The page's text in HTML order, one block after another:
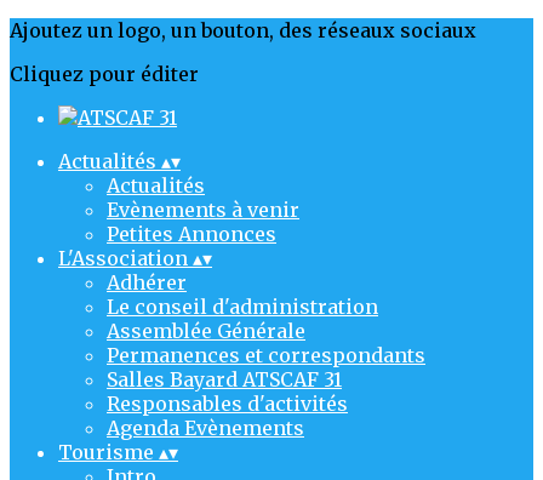
Ajoutez un logo, un bouton, des réseaux sociaux
Cliquez pour éditer
Actualités ▴▾
Actualités
Evènements à venir
Petites Annonces
L'Association ▴▾
Adhérer
Le conseil d'administration
Assemblée Générale
Permanences et correspondants
Salles Bayard ATSCAF 31
Responsables d'activités
Agenda Evènements
Tourisme ▴▾